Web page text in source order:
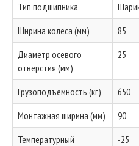
Тип подшипника
Ширина колеса (мм)
85
Диаметр осевого
отверстия (мм)
25
Грузоподъемность (кг)
650
Монтажная ширина (мм)
90
Температурный
-25